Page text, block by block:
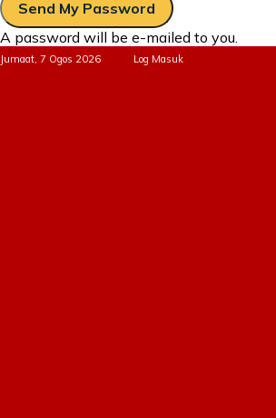
A password will be e-mailed to you.
Jumaat, 7 Ogos 2026 Log Masuk